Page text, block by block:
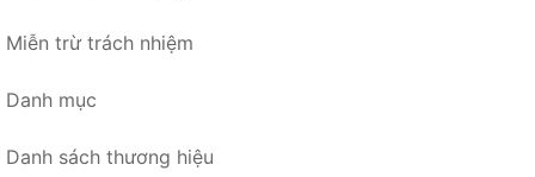
Miễn trừ trách nhiệm
Danh mục
Danh sách thương hiệu